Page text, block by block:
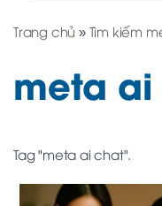
Trang chủ » Tìm kiếm
meta
Tag "meta ai chat".